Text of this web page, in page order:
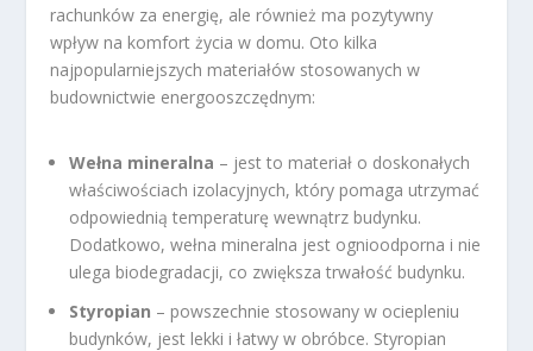
rachunków za energię, ale również ma pozytywny
wpływ na komfort życia w domu. Oto kilka
najpopularniejszych materiałów stosowanych w
budownictwie energooszczędnym:
Wełna mineralna – jest to materiał o doskonałych
właściwościach izolacyjnych, który pomaga utrzymać
odpowiednią temperaturę wewnątrz budynku.
Dodatkowo, wełna mineralna jest ognioodporna i nie
ulega biodegradacji, co zwiększa trwałość budynku.
Styropian – powszechnie stosowany w ociepleniu
budynków, jest lekki i łatwy w obróbce. Styropian